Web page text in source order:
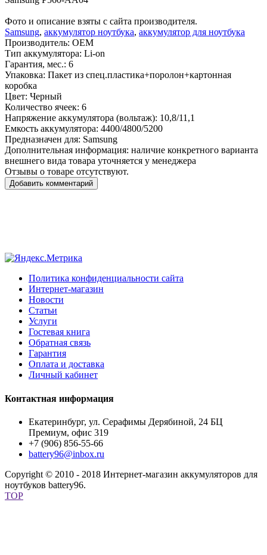
Фото и описание взяты с сайта производителя.
Samsung, аккумулятор ноутбука, аккумулятор для ноутбука
Производитель: OEM
Тип аккумулятора: Li-on
Гарантия, мес.: 6
Упаковка: Пакет из спец.пластика+поролон+картонная
коробка
Цвет: Черный
Количество ячеек: 6
Напряжение аккумулятора (вольтаж): 10,8/11,1
Емкость аккумулятора: 4400/4800/5200
Предназначен для: Samsung
Дополнительная информация: наличие конкретного варианта
внешнего вида товара уточняется у менеджера
Отзывы о товаре отсутствуют.
Добавить комментарий
Политика конфиденциальности сайта
Интернет-магазин
Новости
Статьи
Услуги
Гостевая книга
Обратная связь
Гарантия
Оплата и доставка
Личный кабинет
Контактная информация
Екатеринбург, ул. Серафимы Дерябиной, 24 БЦ
Премиум, офис 319
+7 (906) 856-55-66
battery96@inbox.ru
Copyright © 2010 - 2018 Интернет-магазин аккумуляторов для
ноутбуков battery96.
TOP